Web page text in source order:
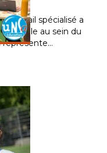
travail spécialisé a
l’Ecole au sein du
représente…